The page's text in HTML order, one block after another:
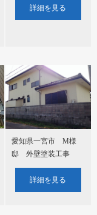
詳細を見る
愛知県一宮市 M様
邸 外壁塗装工事
詳細を見る